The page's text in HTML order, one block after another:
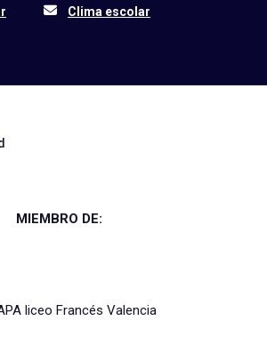
Clima escolar
MIEMBRO DE:
liceo Francés Valencia